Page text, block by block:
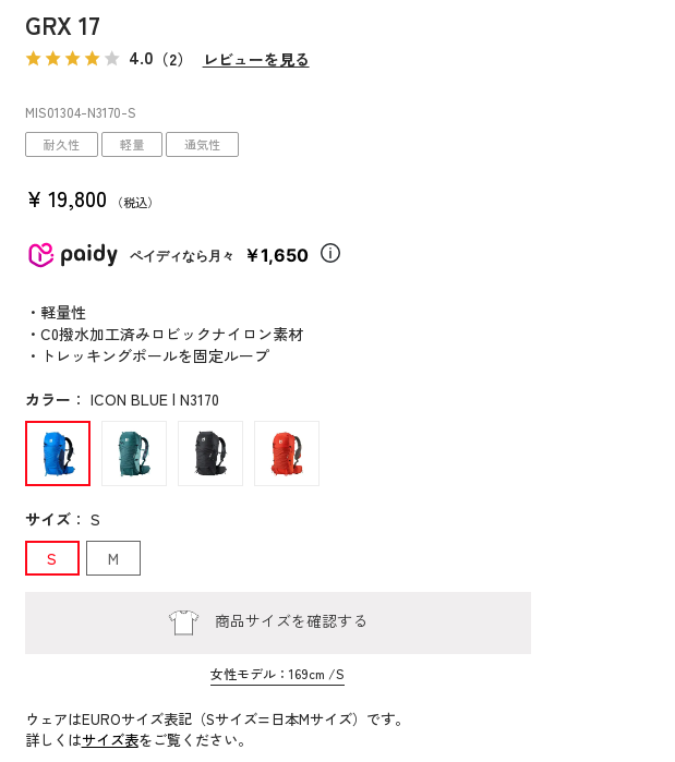
GRX 17
4.0 （2） レビューを見る
MIS01304-N3170-S
耐久性 軽量 通気性
¥ 19,800 税込
ペイディなら月々 ￥1,650
・軽量性
・C0撥水加工済みロビックナイロン素材
・トレッキングポールを固定ループ
カラー ： ICON BLUE | N3170
サイズ： S
S
M
商品サイズを確認する
女性モデル：169cm /S
ウェアはEUROサイズ表記（Sサイズ=日本Mサイズ）です。
詳しくはサイズ表をご覧ください。